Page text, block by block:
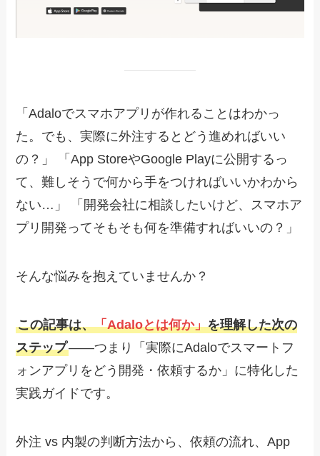
「Adaloでスマホアプリが作れることはわかっ
た。でも、実際に外注するとどう進めればいい
の？」 「App StoreやGoogle Playに公開するっ
て、難しそうで何から手をつければいいかわから
ない…」 「開発会社に相談したいけど、スマホア
プリ開発ってそもそも何を準備すればいいの？」
そんな悩みを抱えていませんか？
この記事は、「Adaloとは何か」を理解した次の
ステップ——つまり「実際にAdaloでスマートフ
ォンアプリをどう開発・依頼するか」に特化した
実践ガイドです。
外注 vs 内製の判断方法から、依頼の流れ、App